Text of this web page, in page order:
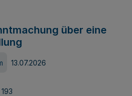
über eine
13.07.2026
193